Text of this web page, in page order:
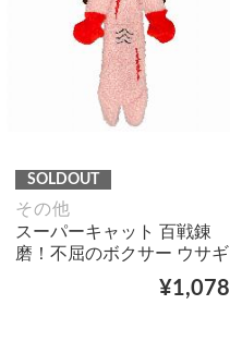
SOLDOUT
その他
スーパーキャット 百戦錬
磨！不屈のボクサー ウサギ
¥1,078